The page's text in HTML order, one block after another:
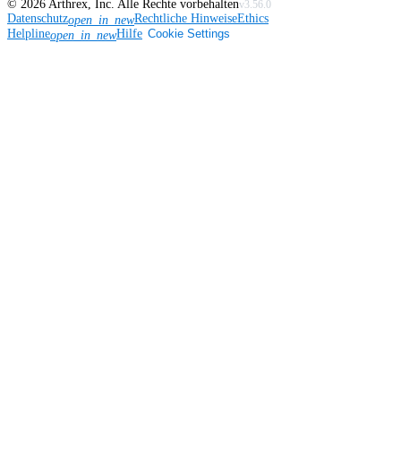
© 2026 Arthrex, Inc. Alle Rechte vorbehaltenv3.56.0
Datenschutzopen_in_newRechtliche HinweiseEthics
Helplineopen_in_newHilfe Cookie Settings